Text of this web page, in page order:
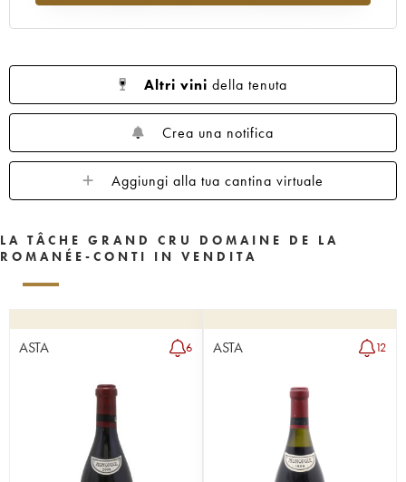
1957
1956 1955 1953
1952
1951
1950 1949 1948
1947
1945 1943 1942
1937
Altri vini della tenuta
Crea una notifica
Aggiungi alla tua cantina virtuale
LA TÂCHE GRAND CRU DOMAINE DE LA
ROMANÉE-CONTI IN VENDITA
ASTA 6 ASTA 12